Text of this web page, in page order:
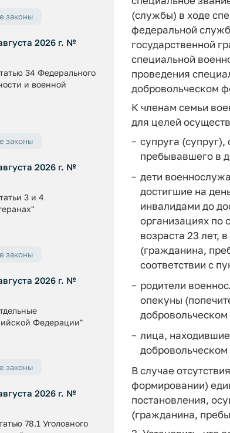
законы
2026 г. №
34 Федерального
и военной
законы
2026 г. №
3 и 4
законы
2026 г. №
Федерации"
законы
2026 г. №
78.1 Уголовного
(службы) в ходе
федеральной
государственной
специальной
проведения
добровольческом
К членам семьи
для целей
супруга
пребывавшего в
дети
достигшие на
инвалидами до
организациях по
возраста 23 лет,
(гражданина,
соответствии с
родители
опекуны
лица,
В случае
формировании)
постановления,
(гражданина,